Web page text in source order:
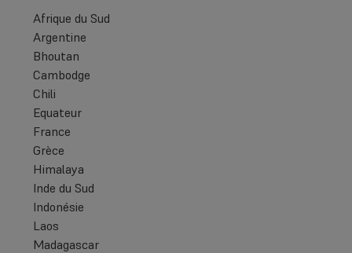
Afrique du Sud
Argentine
Bhoutan
Cambodge
Chili
Equateur
France
Grèce
Himalaya
Inde du Sud
Indonésie
Laos
Madagascar